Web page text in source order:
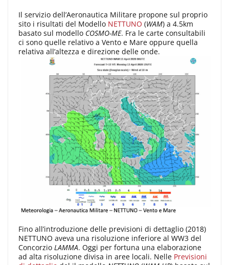
Il servizio dell’Aeronautica Militare propone sul proprio
sito i risultati del Modello NETTUNO (WAM) a 4.5km
basato sul modello COSMO-ME. Fra le carte consultabili
ci sono quelle relativo a Vento e Mare oppure quella
relativa all’altezza e direzione delle onde.
Fino all’introduzione delle previsioni di dettaglio (2018)
NETTUNO aveva una risoluzione inferiore al WW3 del
Concorzio LAMMA. Oggi per fortuna una elaborazione
ad alta risoluzione divisa in aree locali. Nelle Previsioni